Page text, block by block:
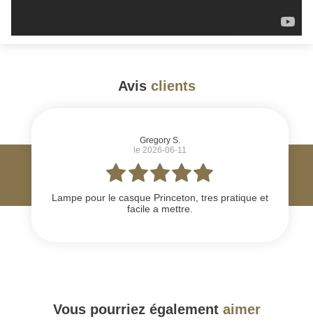
Avis clients
Gregory S.
le 2026-06-11
Lampe pour le casque Princeton, tres pratique et
facile a mettre.
Vous pourriez également aimer